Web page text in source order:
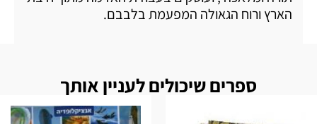
הארץ ורוח הגאולה המפעמת בלבבם.
ספרים שיכולים לעניין אותך